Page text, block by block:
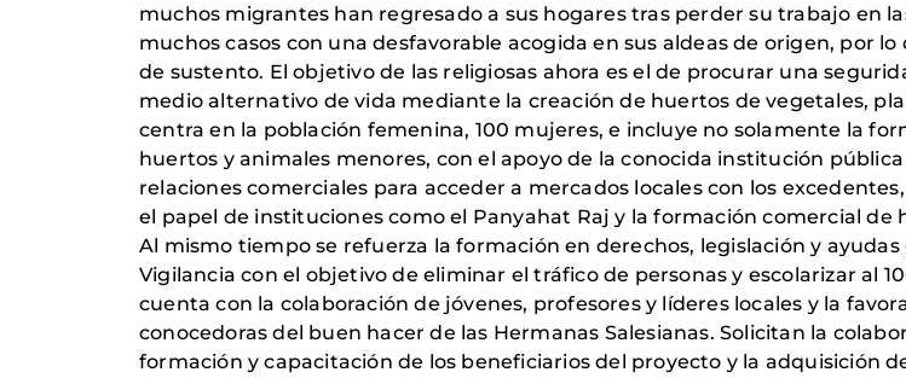
muchos migrantes han regresado a sus hogares tras perder su trabajo en
muchos casos con una desfavorable acogida en sus aldeas de origen, por
de sustento. El objetivo de las religiosas ahora es el de procurar una
medio alternativo de vida mediante la creación de huertos de vegetales,
centra en la población femenina, 100 mujeres, e incluye no solamente la
huertos y animales menores, con el apoyo de la conocida institución
relaciones comerciales para acceder a mercados locales con los
el papel de instituciones como el Panyahat Raj y la formación comercial
Al mismo tiempo se refuerza la formación en derechos, legislación y
Vigilancia con el objetivo de eliminar el tráfico de personas y escolarizar al
cuenta con la colaboración de jóvenes, profesores y líderes locales y la
conocedoras del buen hacer de las Hermanas Salesianas. Solicitan la
formación y capacitación de los beneficiarios del proyecto y la adquisición